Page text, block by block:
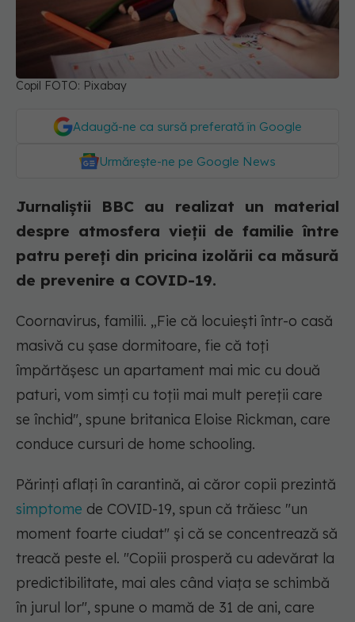
Copil FOTO: Pixabay
Adaugă-ne ca sursă preferată în Google
Urmărește-ne pe Google News
Jurnaliștii BBC au realizat un material
despre atmosfera vieții de familie între
patru pereți din pricina izolării ca măsură
de prevenire a COVID-19.
Coornavirus, familii. „Fie că locuiești într-o casă
masivă cu șase dormitoare, fie că toți
împărtășesc un apartament mai mic cu două
paturi, vom simți cu toții mai mult pereții care
se închid", spune britanica Eloise Rickman, care
conduce cursuri de home schooling.
Părinți aflați în carantină, ai căror copii prezintă
simptome de COVID-19, spun că trăiesc "un
moment foarte ciudat" și că se concentrează să
treacă peste el. "Copiii prosperă cu adevărat la
predictibilitate, mai ales când viața se schimbă
în jurul lor", spune o mamă de 31 de ani, care